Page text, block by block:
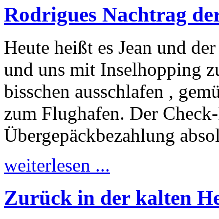
Rodrigues Nachtrag
Heute heißt es Jean und
und uns mit Inselhopping
bisschen ausschlafen ,
zum Flughafen. Der
Übergepäckbezahlung
weiterlesen ...
Zurück in der kalten